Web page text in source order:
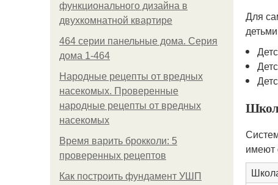
функционального дизайна в
двухкомнатной квартире
464 серии панельные дома. Серия
дома 1-464
Народные рецепты от вредных
насекомых. Проверенные
народные рецепты от вредных
насекомых
Время варить брокколи: 5
проверенных рецептов
Как построить фундамент УШП
Для
имеют